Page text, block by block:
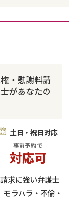
・慰謝料請
があなたの
土日・祝日対応
事前予約で
対応可
求に強い弁護士
ラハラ・不倫・